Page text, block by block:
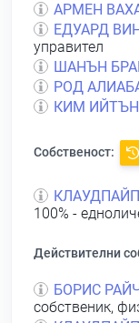
АРМЕН
ЕДУАРД
управител
ШАНЪН
РОД
КИМ ИЙТЪН
Собственост:
100% -
Действителни
БОРИС
собственик,